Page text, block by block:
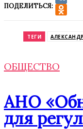
ПОДЕЛИТЬСЯ:
VK
ТЕГИ
ОБЩЕСТВО
АНО
для